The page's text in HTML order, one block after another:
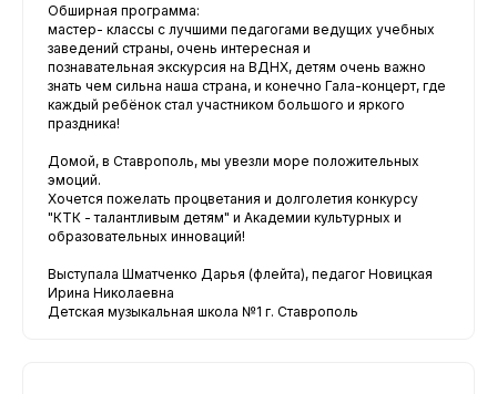
Обширная программа:
мастер- классы с лучшими педагогами ведущих учебных
заведений страны, очень интересная и
познавательная экскурсия на ВДНХ, детям очень важно
знать чем сильна наша страна, и конечно Гала-концерт, где
каждый ребёнок стал участником большого и яркого
праздника!
Домой, в Ставрополь, мы увезли море положительных
эмоций.
Хочется пожелать процветания и долголетия конкурсу
"КТК - талантливым детям" и Академии культурных и
образовательных инноваций!
Выступала Шматченко Дарья (флейта), педагог Новицкая
Ирина Николаевна
Детская музыкальная школа №1 г. Ставрополь